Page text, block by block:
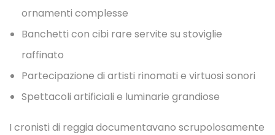
ornamenti complesse
Banchetti con cibi rare servite su stoviglie
raffinato
Partecipazione di artisti rinomati e virtuosi sonori
Spettacoli artificiali e luminarie grandiose
I cronisti di reggia documentavano scrupolosamente